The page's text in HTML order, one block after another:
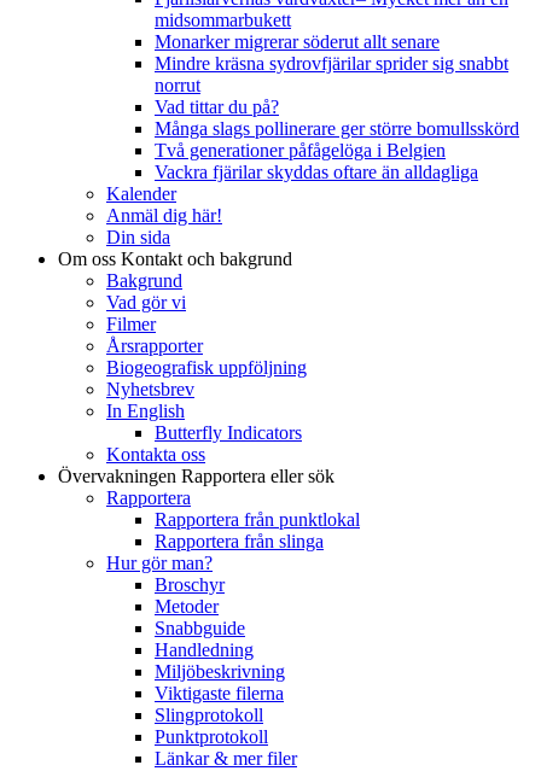
midsommarbukett
Monarker migrerar söderut allt senare
Mindre kräsna sydrovfjärilar sprider sig snabbt
norrut
Vad tittar du på?
Många slags pollinerare ger större bomullsskörd
Två generationer påfågelöga i Belgien
Vackra fjärilar skyddas oftare än alldagliga
Kalender
Anmäl dig här!
Din sida
Om oss Kontakt och bakgrund
Bakgrund
Vad gör vi
Filmer
Årsrapporter
Biogeografisk uppföljning
Nyhetsbrev
In English
Butterfly Indicators
Kontakta oss
Övervakningen Rapportera eller sök
Rapportera
Rapportera från punktlokal
Rapportera från slinga
Hur gör man?
Broschyr
Metoder
Snabbguide
Handledning
Miljöbeskrivning
Viktigaste filerna
Slingprotokoll
Punktprotokoll
Länkar & mer filer